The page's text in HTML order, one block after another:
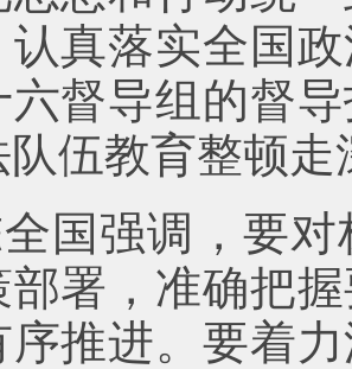
认真落实全国
六督导组的督
队伍教育整顿走
国强调，要
部署，准确把
序推进。要着